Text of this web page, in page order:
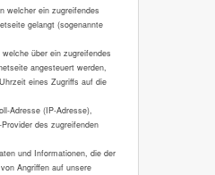
ein zugreifendes
gelangt (sogenannte
über ein zugreifendes
angesteuert werden,
eines Zugriffs auf die
Adresse (IP-Adresse),
des zugreifenden
und Informationen, die der
Angriffen auf unsere